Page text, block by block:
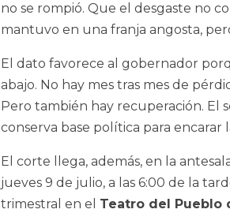
no se rompió. Que el desgaste no
mantuvo en una franja angosta,
El dato favorece al gobernador
abajo. No hay mes tras mes de
Pero también hay recuperación. El
conserva base política para encarar
El corte llega, además, en la
jueves 9 de julio, a las 6:00 de la
trimestral en el Teatro del Pueblo